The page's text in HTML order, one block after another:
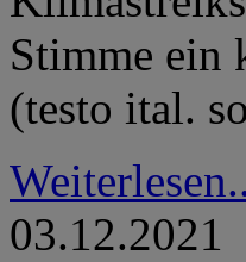
Stimme ein
(testo ital.
03.12.2021